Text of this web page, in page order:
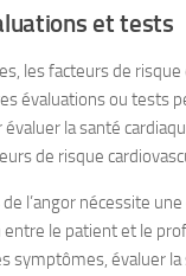
et tests
les facteurs de
évaluations ou tests
la santé
de risque
l’angor nécessite
le patient et le
symptômes, évaluer la